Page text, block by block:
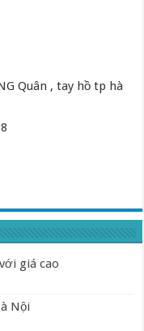
Quân , tay hồ tp hà
giá cao
Nội